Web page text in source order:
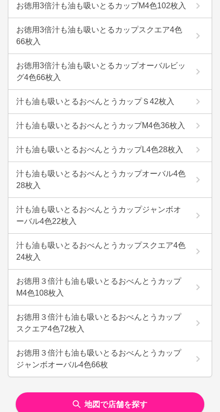
お徳用3倍汁も油も吸いとるカップM4色102枚入
お徳用3倍汁も油も吸いとるカップスクエア4色
66枚入
お徳用3倍汁も油も吸いとるカップオーバルビッ
グ4色66枚入
汁も油も吸いとるおべんとうカップＳ42枚入
汁も油も吸いとるおべんとうカップM4色36枚入
汁も油も吸いとるおべんとうカップL4色28枚入
汁も油も吸いとるおべんとうカップオーバル4色
28枚入
汁も油も吸いとるおべんとうカップジャンボオ
ーバル4色22枚入
汁も油も吸いとるおべんとうカップスクエア4色
24枚入
お徳用３倍汁も油も吸いとるおべんとうカップ
M4色108枚入
お徳用３倍汁も油も吸いとるおべんとうカップ
スクエア4色72枚入
お徳用３倍汁も油も吸いとるおべんとうカップ
ジャンボオーバル4色66枚
地図で店舗を探す